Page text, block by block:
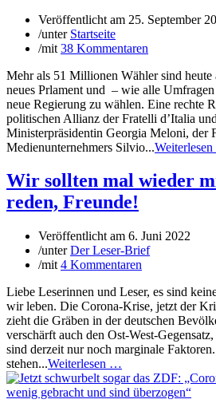
Veröffentlicht am 25. September
/unter Startseite
/mit 38 Kommentaren
Mehr als 51 Millionen Wähler sind
neues Prlament und – wie alle
neue Regierung zu wählen. Eine rechte
politischen Allianz der Fratelli d’Italia
Ministerpräsidentin Georgia Meloni, der
Medienunternehmers Silvio...
Wir sollten mal wieder
reden, Freunde!
Veröffentlicht am 6. Juni 2022
/unterDer Leser-Brief
/mit 4 Kommentaren
Liebe Leserinnen und Leser, es sind
wir leben. Die Corona-Krise, jetzt der
zieht die Gräben in der deutschen
verschärft auch den Ost-West-
sind derzeit nur noch marginale
stehen...Weiterlesen …